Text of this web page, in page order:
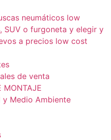
neumáticos low
SUV o furgoneta y elegir y
a precios low cost
de venta
MONTAJE
Medio Ambiente